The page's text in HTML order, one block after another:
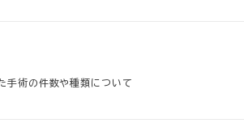
手術の件数や種類について